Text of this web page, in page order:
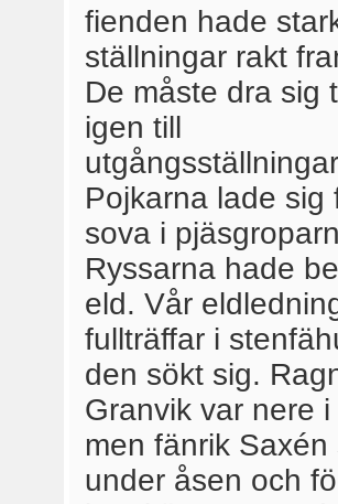
fienden hade
ställningar rakt
De måste dra sig
igen till
Pojkarna lade sig
sova i
Ryssarna hade
eld. Vår
fullträffar i
den sökt sig.
Granvik var nere
men fänrik
under åsen och